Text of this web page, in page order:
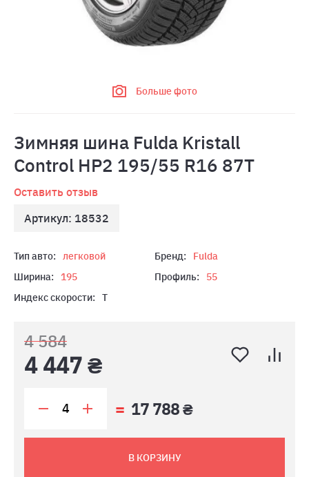
Больше фото
Зимняя шина Fulda Kristall
Control HP2 195/55 R16 87T
Оставить отзыв
Артикул: 18532
Тип авто: легковой Бренд:
Fulda
Ширина:
195 Профиль:
55
Индекс скорости:
T
4 584
4 447 ₴
17 788 ₴
В КОРЗИНУ